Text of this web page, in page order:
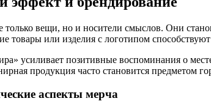
вещи, но и носители смыслов. Они
товары или изделия с логотипом
усиливает позитивные воспоминания о
продукция часто становится предметом
аспекты мерча